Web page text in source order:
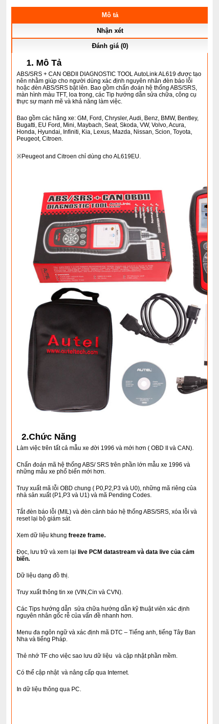
Mô tả
Nhận xét
Đánh giá (0)
1. Mô Tả
ABS/SRS + CAN OBDII DIAGNOSTIC TOOL AutoLink AL619 được tạo
nên nhằm giúp cho người dùng xác định nguyên nhân đèn báo lỗi
hoặc đèn ABS/SRS bật lên. Bao gồm chẩn đoán hệ thống ABS/SRS,
màn hình màu TFT, loa trong, các Tip hướng dẫn sửa chữa, công cụ
thực sự mạnh mẽ và khả năng làm việc.
Bao gồm các hãng xe: GM, Ford, Chrysler, Audi, Benz, BMW, Bentley,
Bugatti, EU Ford, Mini, Maybach, Seat, Skoda, VW, Volvo, Acura,
Honda, Hyundai, Infiniti, Kia, Lexus, Mazda, Nissan, Scion, Toyota,
Peugeot, Citroen.
※Peugeot and Citroen chỉ dùng cho AL619EU.
2.Chức Năng
Làm việc trên tất cả mẫu xe đời 1996 và mới hơn ( OBD II và CAN).
Chẩn đoán mã hệ thống ABS/ SRS trên phần lớn mẫu xe 1996 và
những mẫu xe phổ biến mới hơn.
Truy xuất mã lỗi OBD chung ( P0,P2,P3 và U0), những mã riêng của
nhà sản xuất (P1,P3 và U1) và mã Pending Codes.
Tắt đèn báo lỗi (MIL) và đèn cảnh báo hệ thống ABS/SRS, xóa lỗi và
reset lại bộ giám sát.
Xem dữ liệu khungfreeze frame.
Đọc, lưu trữ và xem lại live PCM datastream và data live của cảm
biến.
Dữ liệu dạng đồ thị.
Truy xuất thông tin xe (VIN,Cin và CVN).
Các Tips hướng dẫn sửa chữa hướng dẫn kỹ thuật viên xác định
nguyên nhân gốc rễ của vấn đề nhanh hơn.
Menu đa ngôn ngữ và xác định mã DTC – Tiếng anh, tiếng Tây Ban
Nha và tiếng Pháp.
Thẻ nhớ TF cho việc sao lưu dữ liệu và cập nhật phần mềm.
Có thể cập nhật và nâng cấp qua Internet.
In dữ liệu thông qua PC.